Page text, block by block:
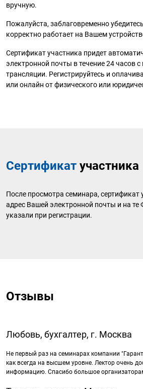
вручную.
Пожалуйста, заблаговременно
корректно работает на Вашем
Сертификат участника придет
электронной почты в течение 24 часов
трансляции. Регистрируйтесь и
или онлайн от физического или
Сертификат участника
После просмотра семинара, сертификат
адрес Вашей электронной почты и на
указали при регистрации.
Отзывы
Любовь, бухгалтер, г. Москва
Не первый раз на семинарах компании
как всегда на высшем уровне. Лектор очень
информацию. Спасибо большое